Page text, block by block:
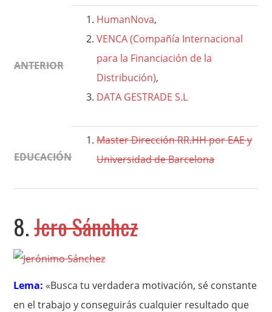
ANTERIOR
HumanNova,
VENCA (Compañía Internacional
para la Financiación de la
Distribución),
DATA GESTRADE S.L
EDUCACIÓN
Master Dirección RR.HH por EAE y
Universidad de Barcelona
8.Jero Sánchez
Lema: «Busca tu verdadera motivación, sé constante
en el trabajo y conseguirás cualquier resultado que